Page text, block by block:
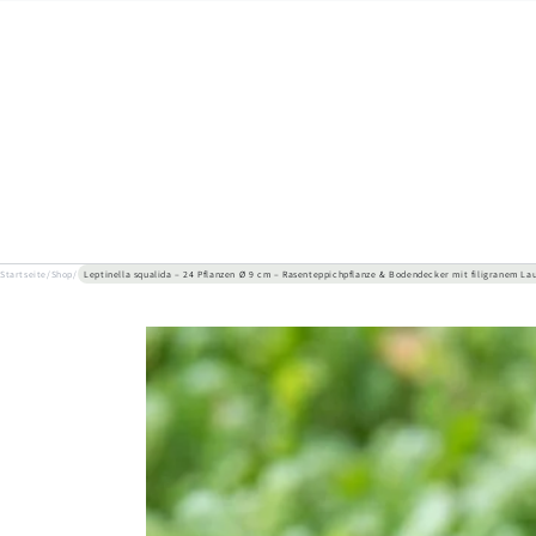
Startseite /Shop / Leptinella squalida – 24 Pflanzen Ø 9 cm – Rasenteppichpflanze & Bodendecker mit filigranem
ZU DEN
PRODUKTINFORMATIONEN
SPRINGEN